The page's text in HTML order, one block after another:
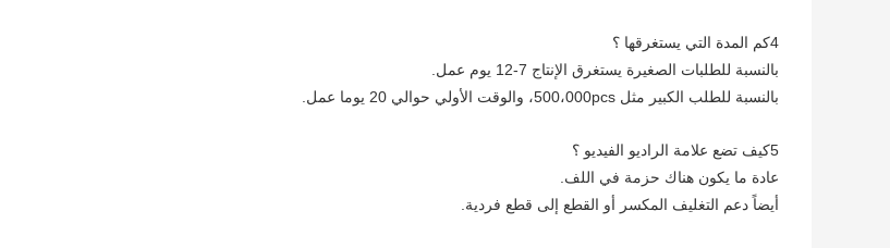
4كم المدة التي يستغرقها ؟
بالنسبة للطلبات الصغيرة يستغرق الإنتاج 7-12 يوم عمل.
بالنسبة للطلب الكبير مثل 500،000pcs، والوقت الأولي حوالي 20 يوما عمل.
5كيف تضع علامة الراديو الفيديو ؟
عادة ما يكون هناك حزمة في اللف.
أيضاً دعم التغليف المكسر أو القطع إلى قطع فردية.